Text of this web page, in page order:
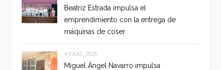
Beatriz Estrada impulsa el
emprendimiento con la entrega de
máquinas de coser
4 JULIO, 2026
Miguel Ángel Navarro impulsa